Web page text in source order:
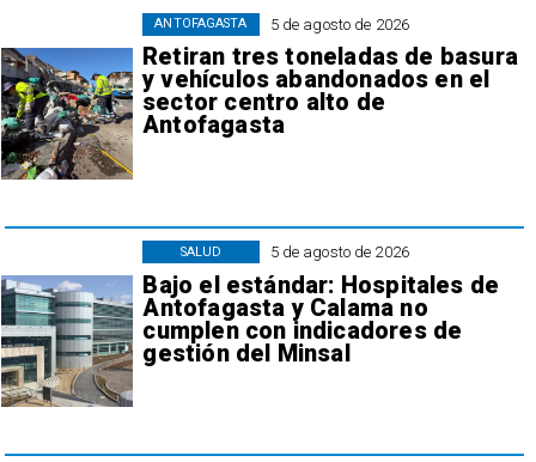
5 de agosto de 2026
Retiran tres toneladas de basura
y vehículos abandonados en el
sector centro alto de
Antofagasta
ANTOFAGASTA
5 de agosto de 2026
Bajo el estándar: Hospitales de
Antofagasta y Calama no
cumplen con indicadores de
gestión del Minsal
SALUD